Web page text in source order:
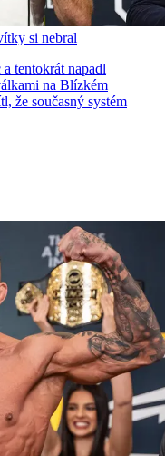
si nebral
tentokrát napadl
na Blízkém
že současný systém